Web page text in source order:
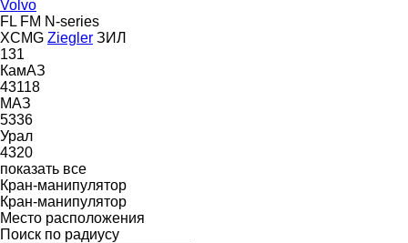
Volvo
FL FM N-series
XCMG Ziegler ЗИЛ
131
КамАЗ
43118
МАЗ
5336
Урал
4320
показать все
Кран-манипулятор
Кран-манипулятор
Место расположения
Поиск по радиусу